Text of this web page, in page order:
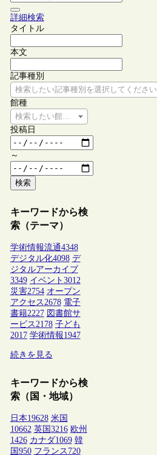
詳細検索
タイトル
本文
記事種別
検索したい記事種別を選択してください
館種
検索したい館種を選択してください
投稿日
～
検索
キーワードから検
索（テーマ）
学術情報流通4348
デジタル化4098 デ
ジタルアーカイブ
3349 イベント 3012
災害2754 オープン
アクセス2678 電子
書籍2227 図書館サ
ービス2178 子ども
2017 学術情報1947
続きを見る
キーワードから検
索（国・地域）
日本19628 米国
10662 英国 3216 欧州
1426 カナダ1069 韓
国 950 フランス 720